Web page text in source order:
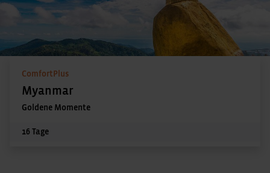
ComfortPlus
Myanmar
Goldene Momente
16 Tage